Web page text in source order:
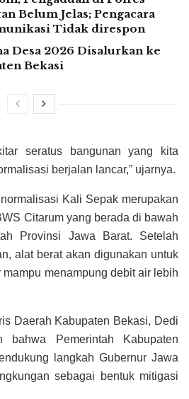
Belum Jelas; Pengacara
Tidak direspon
Desa 2026 Disalurkan ke
Bekasi
seratus bangunan yang kita
berjalan lancar,” ujarnya.
Kali Sepak merupakan
Citarum yang berada di bawah
Provinsi Jawa Barat. Setelah
alat berat akan digunakan untuk
menampung debit air lebih
Daerah Kabupaten Bekasi, Dedi
bahwa Pemerintah Kabupaten
langkah Gubernur Jawa
sebagai bentuk mitigasi